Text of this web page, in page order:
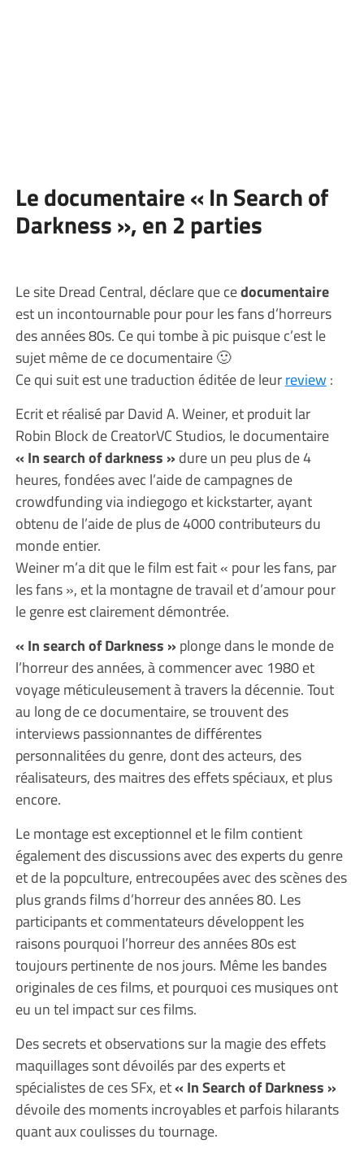
Le documentaire « In Search of
Darkness », en 2 parties
Le site Dread Central, déclare que cedocumentaire
est un incontournable pour pour les fans d’horreurs
des années 80s. Ce qui tombe à pic puisque c’est le
sujet même de ce documentaire 🙂
Ce qui suit est une traduction éditée de leurreview :
Ecrit et réalisé par David A. Weiner, et produit lar
Robin Block de CreatorVC Studios, le documentaire
« In search of darkness » dure un peu plus de 4
heures, fondées avec l’aide de campagnes de
crowdfunding via indiegogo et kickstarter, ayant
obtenu de l’aide de plus de 4000 contributeurs du
monde entier.
Weiner m’a dit que le film est fait « pour les fans, par
les fans », et la montagne de travail et d’amour pour
le genre est clairement démontrée.
« In search of Darkness » plonge dans le monde de
l’horreur des années, à commencer avec 1980 et
voyage méticuleusement à travers la décennie. Tout
au long de ce documentaire, se trouvent des
interviews passionnantes de différentes
personnalitées du genre, dont des acteurs, des
réalisateurs, des maitres des effets spéciaux, et plus
encore.
Le montage est exceptionnel et le film contient
également des discussions avec des experts du genre
et de la popculture, entrecoupées avec des scènes des
plus grands films d’horreur des années 80. Les
participants et commentateurs développent les
raisons pourquoi l’horreur des années 80s est
toujours pertinente de nos jours. Même les bandes
originales de ces films, et pourquoi ces musiques ont
eu un tel impact sur ces films.
Des secrets et observations sur la magie des effets
maquillages sont dévoilés par des experts et
spécialistes de ces SFx, et« In Search of Darkness »
dévoile des moments incroyables et parfois hilarants
quant aux coulisses du tournage.